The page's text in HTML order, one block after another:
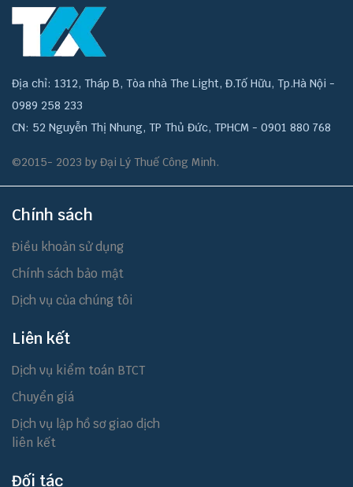
Địa chỉ: 1312, Tháp B, Tòa nhà The Light, Đ.Tố Hữu, Tp.Hà Nội -
0989 258 233
CN: 52 Nguyễn Thị Nhung, TP Thủ Đức, TPHCM - 0901 880 768
©2015- 2023 by Đại Lý Thuế Công Minh.
Chính sách
Điều khoản sử dụng
Chính sách bảo mật
Dịch vụ của chúng tôi
Liên kết
Dịch vụ kiểm toán BTCT
Chuyển giá
Dịch vụ lập hồ sơ giao dịch
liên kết
Đối tác